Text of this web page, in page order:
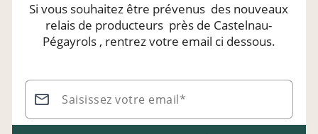
Si vous souhaitez être prévenus des nouveaux
relais de producteurs près de Castelnau-
Pégayrols, rentrez votre email ci dessous.
Saisissez votre email*